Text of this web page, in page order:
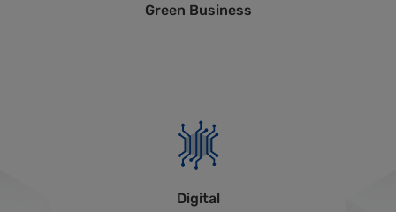
Green Business
Digital